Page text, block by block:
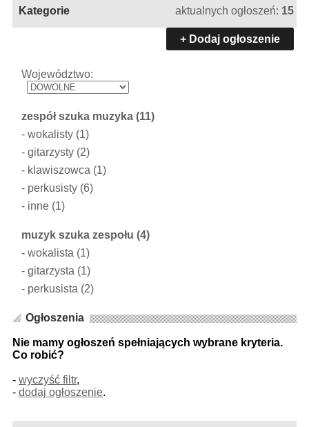
Kategorie aktualnych ogłoszeń: 15
+ Dodaj ogłoszenie
Województwo:
zespół szuka muzyka (11)
-wokalisty (1)
-gitarzysty (2)
- klawiszowca (1)
- perkusisty (6)
- inne (1)
muzyk szuka zespołu (4)
-wokalista (1)
-gitarzysta (1)
- perkusista (2)
Ogłoszenia
Nie mamy ogłoszeń spełniających wybrane kryteria.
Co robić?
- wyczyść filtr,
- dodaj ogłoszenie.